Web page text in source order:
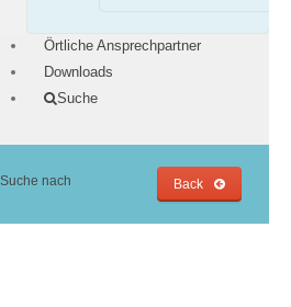
Örtliche Ansprechpartner
Downloads
Suche
Suche nach Back